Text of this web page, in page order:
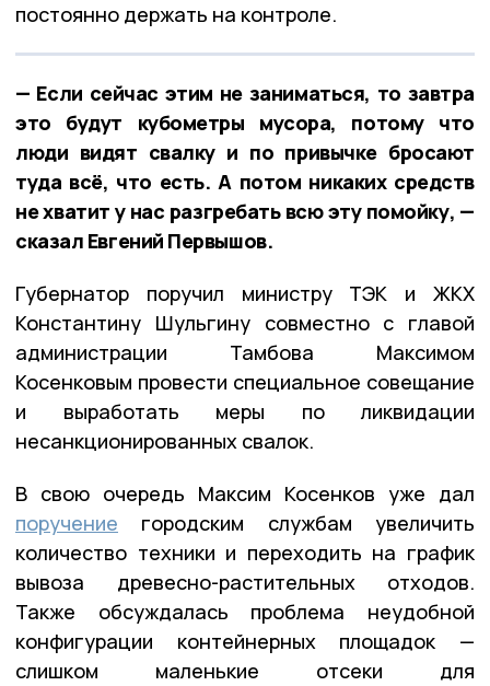
постоянно держать на контроле.
— Если сейчас этим не заниматься, то завтра
это будут кубометры мусора, потому что
люди видят свалку и по привычке бросают
туда всё, что есть. А потом никаких средств
не хватит у нас разгребать всю эту помойку, —
сказал Евгений Первышов.
Губернатор поручил министру ТЭК и ЖКХ
Константину Шульгину совместно с главой
администрации Тамбова Максимом
Косенковым провести специальное совещание
и выработать меры по ликвидации
несанкционированных свалок.
В свою очередь Максим Косенков уже дал
поручение городским службам увеличить
количество техники и переходить на график
вывоза древесно-растительных отходов.
Также обсуждалась проблема неудобной
конфигурации контейнерных площадок —
слишком маленькие отсеки для